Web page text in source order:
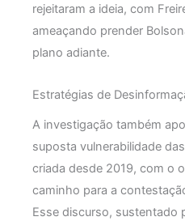
rejeitaram a ideia, com
ameaçando prender
plano adiante.
Estratégias de
A investigação também
suposta vulnerabilidade
criada desde 2019, com o
caminho para a
Esse discurso, sustentado